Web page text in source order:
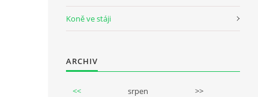
Koně ve stáji
ARCHIV
<< srpen
>>